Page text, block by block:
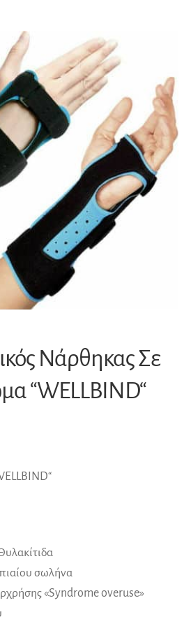
Νάρθηκας Σε
“WELLBIND“
σωλήνα
«Syndrome overuse»